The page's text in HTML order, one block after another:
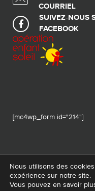
COURRIEL
SUIVEZ-NOUS
FACEBOOK
[mc4wp_form id="214"]
© 2026 Tous droits réservés
Nous utilisons des
expérience sur notre site.
Vous pouvez en savoir